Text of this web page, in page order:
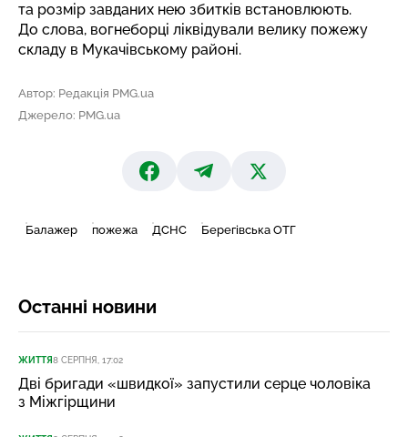
та розмір завданих нею збитків встановлюють.
До слова, вогнеборці ліквідували велику пожежу
складу в Мукачівському районі.
Автор: Редакція PMG.ua
Джерело: PMG.ua
Балажер пожежа ДСНС Берегівська ОТГ
Останні новини
ЖИТТЯ8 СЕРПНЯ, 17:02
Дві бригади «швидкої» запустили серце чоловіка
з Міжгірщини